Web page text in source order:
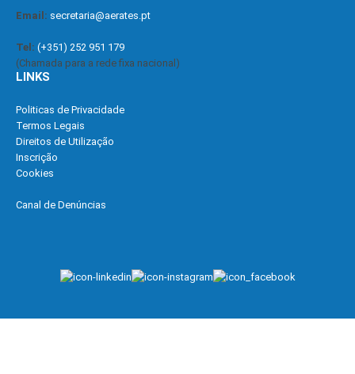
Email: secretaria@aerates.pt
Tel: (+351) 252 951 179
(Chamada para a rede fixa nacional)
LINKS
Politicas de Privacidade
Termos Legais
Direitos de Utilização
Inscrição
Cookies
Canal de Denúncias